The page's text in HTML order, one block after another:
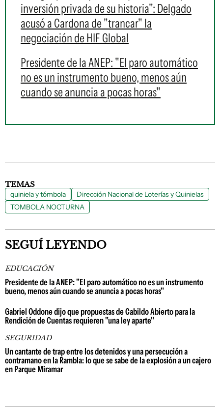
inversión privada de su historia": Delgado
acusó a Cardona de "trancar" la
negociación de HIF Global
Presidente de la ANEP: "El paro automático
no es un instrumento bueno, menos aún
cuando se anuncia a pocas horas"
TEMAS
quiniela y tómbola
Dirección Nacional de Loterías y Quinielas
TOMBOLA NOCTURNA
SEGUÍ LEYENDO
EDUCACIÓN
Presidente de la ANEP: "El paro automático no es un instrumento
bueno, menos aún cuando se anuncia a pocas horas"
Gabriel Oddone dijo que propuestas de Cabildo Abierto para la
Rendición de Cuentas requieren "una ley aparte"
SEGURIDAD
Un cantante de trap entre los detenidos y una persecución a
contramano en la Rambla: lo que se sabe de la explosión a un cajero
en Parque Miramar